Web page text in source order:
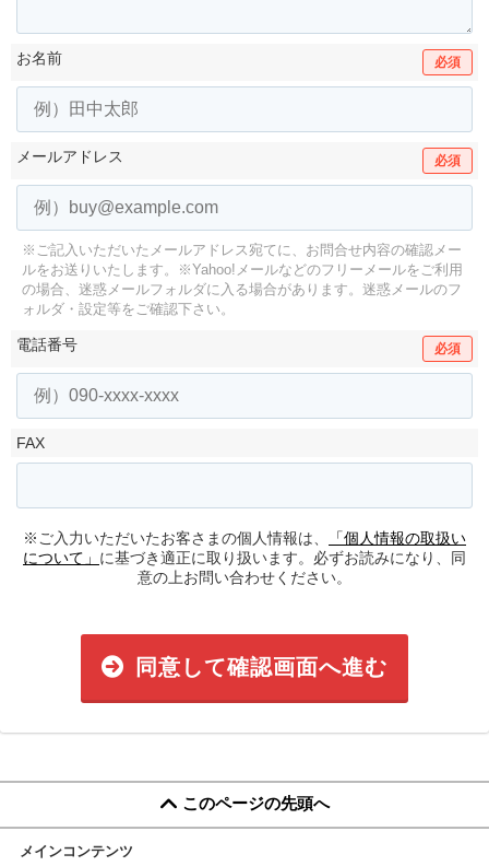
お名前 必須
メールアドレス 必須
※ご記入いただいたメールアドレス宛てに、お問合せ内容の確認メー
ルをお送りいたします。
※Yahoo!メールなどのフリーメールをご利用
の場合、迷惑メールフォルダに入る場合があります。 迷惑メールのフ
ォルダ・設定等をご確認下さい。
電話番号 必須
FAX
※ご入力いただいたお客さまの個人情報は、
「個人情報の取扱い
について」 に基づき適正に取り扱います。必ずお読みになり、同
意の上お問い合わせください。
同意して確認画面へ進む
このページの先頭へ
メインコンテンツ